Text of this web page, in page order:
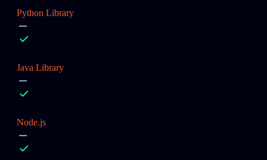
Python Library
Java Library
Node.js